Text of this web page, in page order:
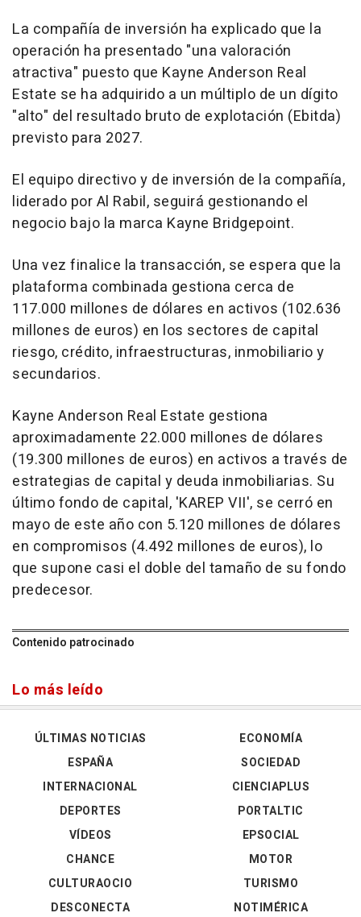
La compañía de inversión ha explicado que la
operación ha presentado "una valoración
atractiva" puesto que Kayne Anderson Real
Estate se ha adquirido a un múltiplo de un dígito
"alto" del resultado bruto de explotación (Ebitda)
previsto para 2027.
El equipo directivo y de inversión de la compañía,
liderado por Al Rabil, seguirá gestionando el
negocio bajo la marca Kayne Bridgepoint.
Una vez finalice la transacción, se espera que la
plataforma combinada gestiona cerca de
117.000 millones de dólares en activos (102.636
millones de euros) en los sectores de capital
riesgo, crédito, infraestructuras, inmobiliario y
secundarios.
Kayne Anderson Real Estate gestiona
aproximadamente 22.000 millones de dólares
(19.300 millones de euros) en activos a través de
estrategias de capital y deuda inmobiliarias. Su
último fondo de capital, 'KAREP VII', se cerró en
mayo de este año con 5.120 millones de dólares
en compromisos (4.492 millones de euros), lo
que supone casi el doble del tamaño de su fondo
predecesor.
Contenido patrocinado
Lo más leído
ÚLTIMAS NOTICIAS
ESPAÑA
INTERNACIONAL
DEPORTES
VÍDEOS
ECONOMÍA
SOCIEDAD
CIENCIAPLUS
PORTALTIC
EPSOCIAL
CHANCE
CULTURAOCIO
DESCONECTA
MOTOR
TURISMO
NOTIMÉRICA